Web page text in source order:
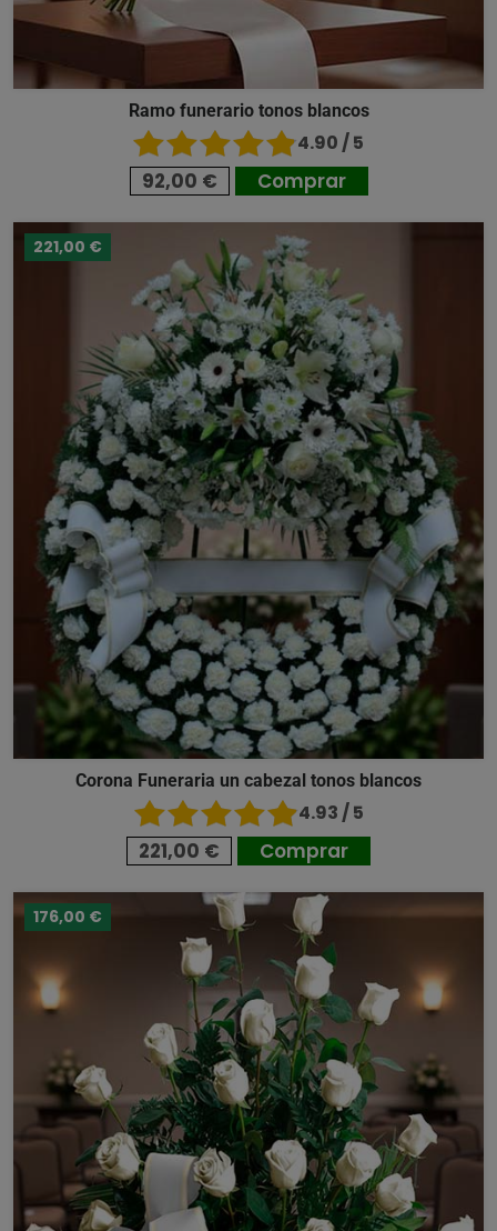
Ramo funerario tonos blancos
4.90 / 5
92,00 € Comprar
221,00 €
Corona Funeraria un cabezal tonos blancos
4.93 / 5
221,00 € Comprar
176,00 €